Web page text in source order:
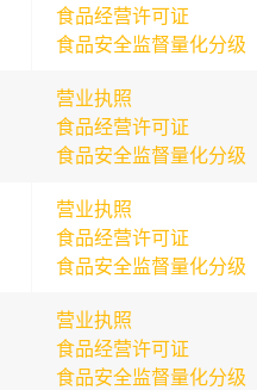
食品经营许可证
食品安全监督量化分级
营业执照
食品经营许可证
食品安全监督量化分级
营业执照
食品经营许可证
食品安全监督量化分级
营业执照
食品经营许可证
食品安全监督量化分级